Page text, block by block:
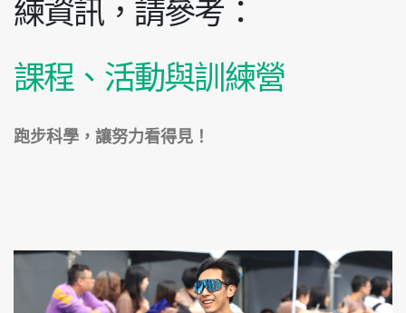
練資訊，請參考：
課程、活動與訓練營
跑步科學，讓努力看得見！